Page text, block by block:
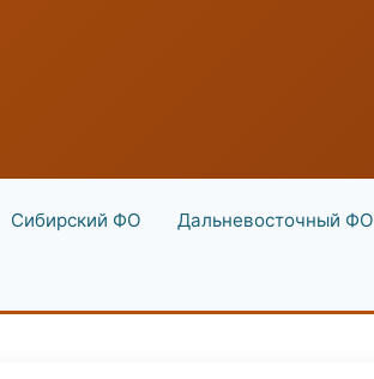
Сибирский ФО Дальневосточный ФО